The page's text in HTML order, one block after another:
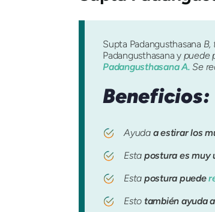
Supta Padangusthasana B,
Padangusthasanay puede
Padangusthasana A. Se
Beneficios:
Ayuda a estirar los
Esta postura es muy
Esta postura puede
Esto también ayuda